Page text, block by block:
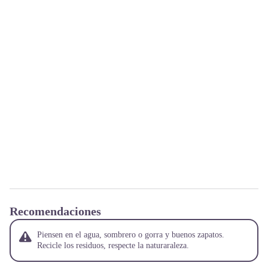
Recomendaciones
Piensen en el agua, sombrero o gorra y buenos zapatos.
Recicle los residuos, respecte la naturaraleza.